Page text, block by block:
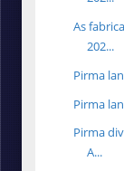
As
202...
Pirma
Pirma
Pirma
A...